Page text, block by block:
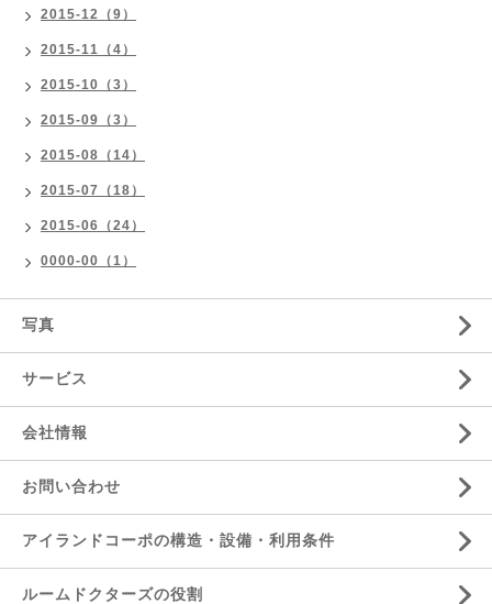
2015-12（9）
2015-11（4）
2015-10（3）
2015-09（3）
2015-08（14）
2015-07（18）
2015-06（24）
0000-00（1）
写真
サービス
会社情報
お問い合わせ
アイランドコーポの構造・設備・利用条件
ルームドクターズの役割